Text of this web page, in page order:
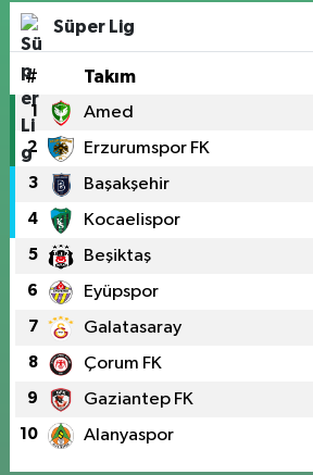
Süper Lig
# Takım
1 Amed
2 Erzurumspor FK
3 Başakşehir
4 Kocaelispor
5 Beşiktaş
6 Eyüpspor
7 Galatasaray
8 Çorum FK
9 Gaziantep FK
10 Alanyaspor